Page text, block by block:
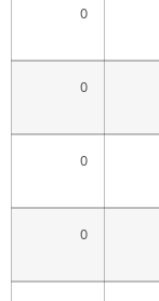
0
0
0
0